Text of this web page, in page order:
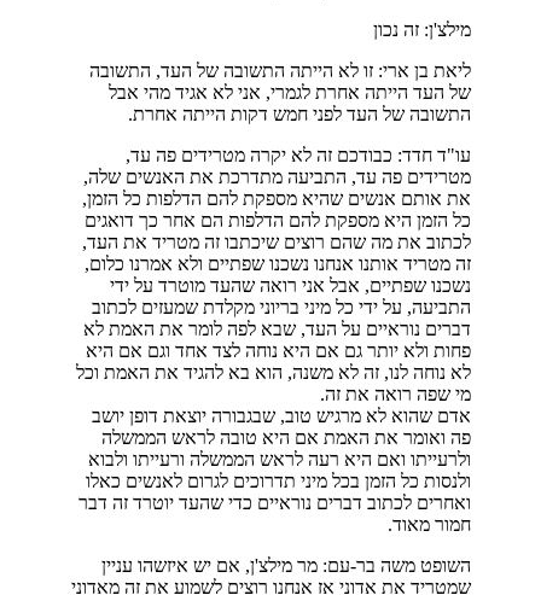
מילצ'ן: זה נכון
ליאת בן ארי: זו לא הייתה התשובה של העד, התשובה
של העד הייתה אחרת לגמרי, אני לא אגיד מהי אבל
התשובה של העד לפני חמש דקות הייתה אחרת.
עו"ד חדד: כבודכם זה לא יקרה מטרידים פה עד,
מטרידים פה עד, התביעה מתדרכת את האנשים שלה,
את אותם אנשים שהיא מספקת להם הדלפות כל הזמן,
כל הזמן היא מספקת להם הדלפות הם אחר כך דואגים
לכתוב את מה שהם רוצים שיכתבו זה מטריד את העד,
זה מטריד אותנו אנחנו נשכנו שפתיים ולא אמרנו כלום,
נשכנו שפתיים, אבל אני רואה שהעד מוטרד על ידי
התביעה, על ידי כל מיני בריוני מקלדת שמעזים לכתוב
דברים נוראיים על העד, שבא לפה לומר את האמת לא
פחות ולא יותר גם אם היא נוחה לצד אחד וגם אם היא
לא נוחה לנו, זה לא משנה, הוא בא להגיד את האמת וכל
מי שפה רואה את זה.
אדם שהוא לא מרגיש טוב, שבגבורה יוצאת דופן יושב
פה ואומר את האמת אם היא טובה לראש הממשלה
ולרעייתו ואם היא רעה לראש הממשלה ורעייתו ולבוא
ולנסות כל הזמן בכל מיני תדרוכים לגרום לאנשים כאלו
ואחרים לכתוב דברים נוראיים כדי שהעד יוטרד זה דבר
חמור מאוד.
השופט משה בר-עם: מר מילצ'ן, אם יש איזשהו עניין
שמטריד את אדוני אז אנחנו רוצים לשמוע את זה מאדוני